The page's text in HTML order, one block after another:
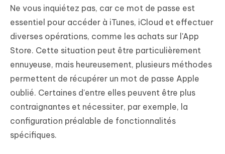
iAnyGo
Ne vous inquiétez pas, car ce mot de passe est
essentiel pour accéder à iTunes, iCloud et effectuer
diverses opérations, comme les achats sur l'App
Store. Cette situation peut être particulièrement
ennuyeuse, mais heureusement, plusieurs méthodes
permettent de récupérer un mot de passe Apple
oublié. Certaines d'entre elles peuvent être plus
contraignantes et nécessiter, par exemple, la
configuration préalable de fonctionnalités
spécifiques.